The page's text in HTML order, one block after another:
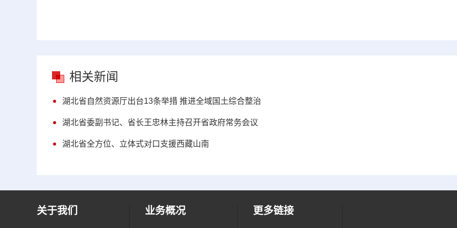
相关新闻
湖北省自然资源厅出台13条举措 推进全域国土综合整治
湖北省委副书记、省长王忠林主持召开省政府常务会议
湖北省全方位、立体式对口支援西藏山南
关于我们 业务概况 更多链接